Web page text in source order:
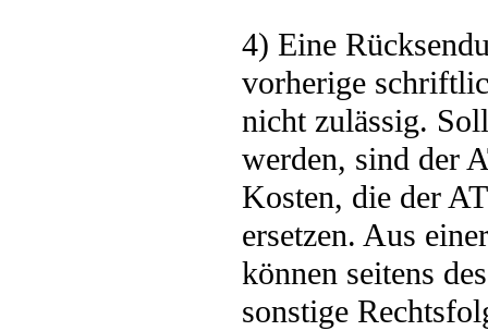
4) Eine
vorherige
nicht zulässig.
werden, sind der
Kosten, die der
ersetzen. Aus
können seitens
sonstige